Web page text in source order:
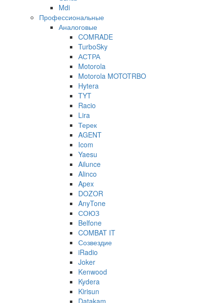
Mdi
Профессиональные
Аналоговые
COMRADE
TurboSky
АСТРА
Motorola
Motorola MOTOTRBO
Hytera
TYT
Racio
Lira
Терек
AGENT
Icom
Yaesu
Ailunce
Alinco
Apex
DOZOR
AnyTone
СОЮЗ
Belfone
COMBAT IT
Созвездие
iRadio
Joker
Kenwood
Kydera
Kirisun
Datakam